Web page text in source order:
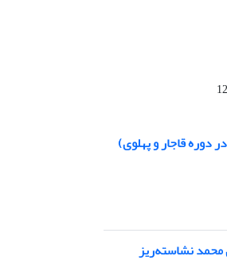
قاجار و پهلوی)
نشاسته‌ریز